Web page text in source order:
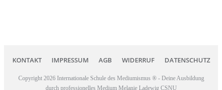
KONTAKT IMPRESSUM AGB WIDERRUF DATENSCHUTZ
Copyright 2026 Internationale Schule des Mediumismus ®- Deine Ausbildung
durch professionelles Medium Melanie Ladewig CSNU